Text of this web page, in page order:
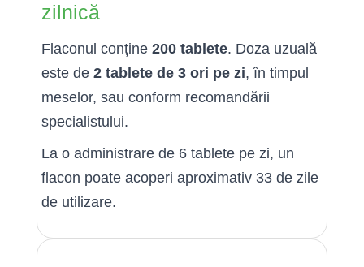
zilnică
Flaconul conține 200 tablete. Doza uzuală
este de 2 tablete de 3 ori pe zi, în timpul
meselor, sau conform recomandării
specialistului.
La o administrare de 6 tablete pe zi, un
flacon poate acoperi aproximativ 33 de zile
de utilizare.